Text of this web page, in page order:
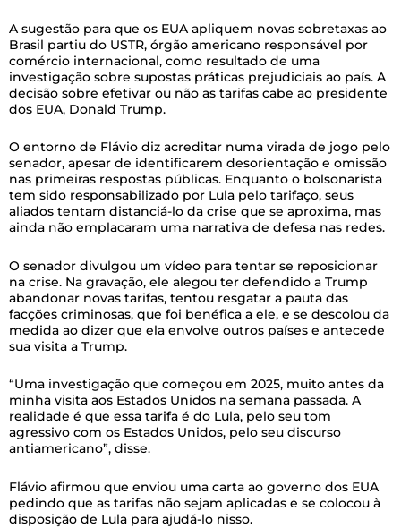
A sugestão para que os EUA apliquem novas sobretaxas ao
Brasil partiu do USTR, órgão americano responsável por
comércio internacional, como resultado de uma
investigação sobre supostas práticas prejudiciais ao país. A
decisão sobre efetivar ou não as tarifas cabe ao presidente
dos EUA, Donald Trump.
O entorno de Flávio diz acreditar numa virada de jogo pelo
senador, apesar de identificarem desorientação e omissão
nas primeiras respostas públicas. Enquanto o bolsonarista
tem sido responsabilizado por Lula pelo tarifaço, seus
aliados tentam distanciá-lo da crise que se aproxima, mas
ainda não emplacaram uma narrativa de defesa nas redes.
O senador divulgou um vídeo para tentar se reposicionar
na crise. Na gravação, ele alegou ter defendido a Trump
abandonar novas tarifas, tentou resgatar a pauta das
facções criminosas, que foi benéfica a ele, e se descolou da
medida ao dizer que ela envolve outros países e antecede
sua visita a Trump.
“Uma investigação que começou em 2025, muito antes da
minha visita aos Estados Unidos na semana passada. A
realidade é que essa tarifa é do Lula, pelo seu tom
agressivo com os Estados Unidos, pelo seu discurso
antiamericano”, disse.
Flávio afirmou que enviou uma carta ao governo dos EUA
pedindo que as tarifas não sejam aplicadas e se colocou à
disposição de Lula para ajudá-lo nisso.